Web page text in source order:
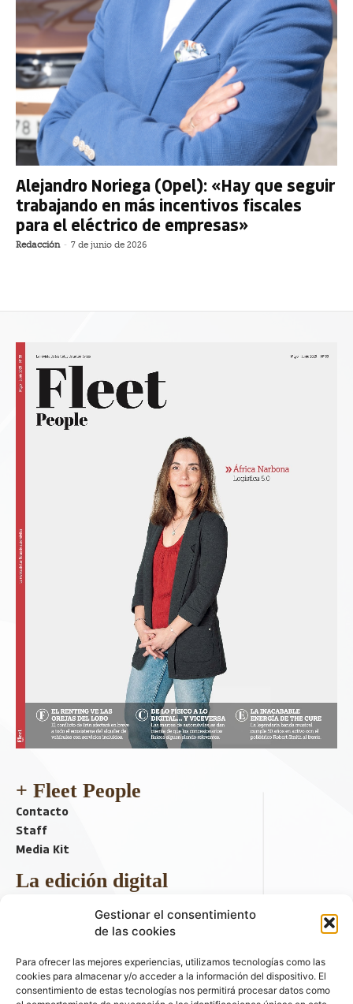
Gestionar el consentimiento
de las cookies
Para ofrecer las mejores experiencias, utilizamos tecnologías como las
cookies para almacenar y/o acceder a la información del dispositivo. El
consentimiento de estas tecnologías nos permitirá procesar datos como
Alejandro Noriega (Opel): «Hay que seguir
trabajando en más incentivos fiscales
para el eléctrico de empresas»
Redacción - 7 de junio de 2026
+ Fleet People
Contacto
Staff
Media Kit
La edición digital
Descargar último ejemplar
ir a hemeroteca
+ Contenido en redes sociales